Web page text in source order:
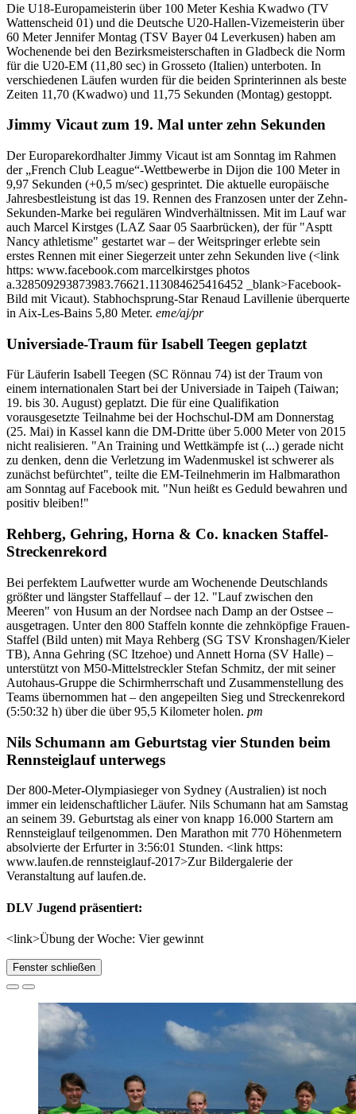
Die U18-Europameisterin über 100 Meter Keshia Kwadwo (TV
Wattenscheid 01) und die Deutsche U20-Hallen-Vizemeisterin über
60 Meter Jennifer Montag (TSV Bayer 04 Leverkusen) haben am
Wochenende bei den Bezirksmeisterschaften in Gladbeck die Norm
für die U20-EM (11,80 sec) in Grosseto (Italien) unterboten. In
verschiedenen Läufen wurden für die beiden Sprinterinnen als beste
Zeiten 11,70 (Kwadwo) und 11,75 Sekunden (Montag) gestoppt.
Jimmy Vicaut zum 19. Mal unter zehn Sekunden
Der Europarekordhalter Jimmy Vicaut ist am Sonntag im Rahmen
der „French Club League“-Wettbewerbe in Dijon die 100 Meter in
9,97 Sekunden (+0,5 m/sec) gesprintet. Die aktuelle europäische
Jahresbestleistung ist das 19. Rennen des Franzosen unter der Zehn-
Sekunden-Marke bei regulären Windverhältnissen. Mit im Lauf war
auch Marcel Kirstges (LAZ Saar 05 Saarbrücken), der für "Asptt
Nancy athletisme" gestartet war – der Weitspringer erlebte sein
erstes Rennen mit einer Siegerzeit unter zehn Sekunden live (<link
https: www.facebook.com marcelkirstges photos
a.328509293873983.76621.113084625416452 _blank>Facebook-
Bild mit Vicaut). Stabhochsprung-Star Renaud Lavillenie überquerte
in Aix-Les-Bains 5,80 Meter. eme/aj/pr
Universiade-Traum für Isabell Teegen geplatzt
Für Läuferin Isabell Teegen (SC Rönnau 74) ist der Traum von
einem internationalen Start bei der Universiade in Taipeh (Taiwan;
19. bis 30. August) geplatzt. Die für eine Qualifikation
vorausgesetzte Teilnahme bei der Hochschul-DM am Donnerstag
(25. Mai) in Kassel kann die DM-Dritte über 5.000 Meter von 2015
nicht realisieren. "An Training und Wettkämpfe ist (...) gerade nicht
zu denken, denn die Verletzung im Wadenmuskel ist schwerer als
zunächst befürchtet", teilte die EM-Teilnehmerin im Halbmarathon
am Sonntag auf Facebook mit. "Nun heißt es Geduld bewahren und
positiv bleiben!"
Rehberg, Gehring, Horna & Co. knacken Staffel-
Streckenrekord
Bei perfektem Laufwetter wurde am Wochenende Deutschlands
größter und längster Staffellauf – der 12. "Lauf zwischen den
Meeren" von Husum an der Nordsee nach Damp an der Ostsee –
ausgetragen. Unter den 800 Staffeln konnte die zehnköpfige Frauen-
Staffel (Bild unten) mit Maya Rehberg (SG TSV Kronshagen/Kieler
TB), Anna Gehring (SC Itzehoe) und Annett Horna (SV Halle) –
unterstützt von M50-Mittelstreckler Stefan Schmitz, der mit seiner
Autohaus-Gruppe die Schirmherrschaft und Zusammenstellung des
Teams übernommen hat – den angepeilten Sieg und Streckenrekord
(5:50:32 h) über die über 95,5 Kilometer holen. pm
Nils Schumann am Geburtstag vier Stunden beim
Rennsteiglauf unterwegs
Der 800-Meter-Olympiasieger von Sydney (Australien) ist noch
immer ein leidenschaftlicher Läufer. Nils Schumann hat am Samstag
an seinem 39. Geburtstag als einer von knapp 16.000 Startern am
Rennsteiglauf teilgenommen. Den Marathon mit 770 Höhenmetern
absolvierte der Erfurter in 3:56:01 Stunden. <link https:
www.laufen.de rennsteiglauf-2017>Zur Bildergalerie der
Veranstaltung auf laufen.de.
DLV Jugend präsentiert:
<link>Übung der Woche: Vier gewinnt
Fenster schließen